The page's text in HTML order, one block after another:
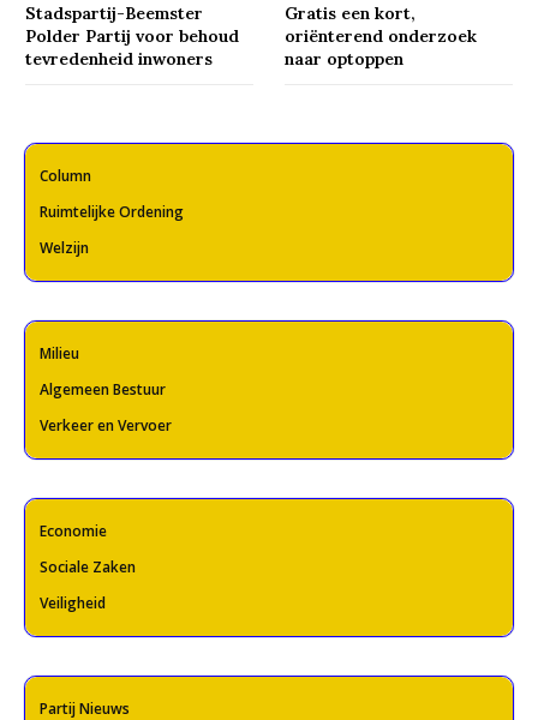
Stadspartij-Beemster
Polder Partij voor behoud
tevredenheid inwoners
Gratis een kort,
oriënterend onderzoek
naar optoppen
Column
Ruimtelijke Ordening
Welzijn
Milieu
Algemeen Bestuur
Verkeer en Vervoer
Economie
Sociale Zaken
Veiligheid
Partij Nieuws